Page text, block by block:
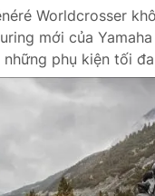
Worldcrosser
mới của
phụ kiện tối